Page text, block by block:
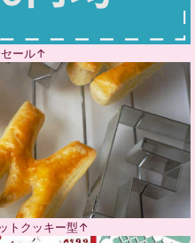
ール↑
トクッキー型↑